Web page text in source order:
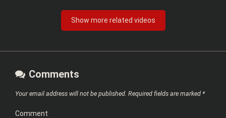
Show more related videos
Comments
Your email address will not be published. Required fields are marked *
Comment